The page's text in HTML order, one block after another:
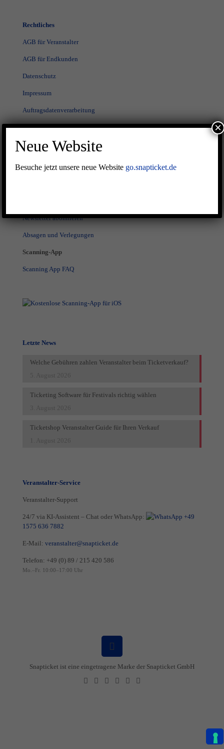
Rechtliches
AGB für Veranstalter
AGB für Endkunden
Datenschutz
Impressum
Auftragsdatenverarbeitung
KI-Richtlinie
Service
Newsletter abonnieren
Absagen und Verlegungen
Scanning-App
Scanning App FAQ
Letzte News
Welche Gebühren zahlen Veranstalter beim Ticketverkauf?
5. August 2026
Ticketing Software für Festivals richtig wählen
3. August 2026
Ticketshop Veranstalter Guide für Ihren Verkauf
1. August 2026
Veranstalter-Service
Veranstalter-Support
24/7 via KI-Assistent – Chat oder WhatsApp:
+49
1575 636 7882
E-Mail: veranstalter@snapticket.de
Telefon: +49 (0) 89 / 215 420 586
Mo.–Fr. 10:00–17:00 Uhr
Snapticket ist eine eingetragene Marke der Snapticket GmbH
Neue Website
Besuche jetzt unsere neue Website go.snapticket.de
×